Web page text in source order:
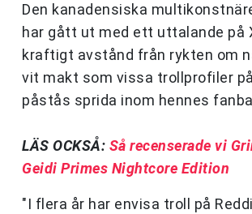
Den kanadensiska
har gått ut med ett uttalande på
kraftigt avstånd från rykten om
vit makt som vissa trollprofiler
påstås sprida inom hennes
LÄS OCKSÅ: Så recenserade vi
Geidi Primes Nightcore Edition
"I flera år har envisa troll på